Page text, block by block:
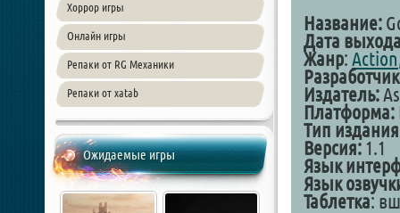
Хоррор игры
Онлайн игры
Репаки от RG Механики
Репаки от xatab
Ожидаемые игры
Название:
Дата
Жанр: Action
Разработчик
Издатель:
Платформа:
Тип издания
Версия: 1.1
Язык
Язык
Таблетка: